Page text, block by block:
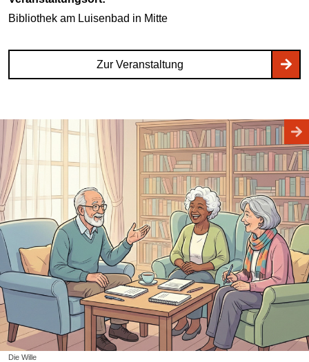
Bibliothek am Luisenbad in Mitte
Zur Veranstaltung
Die Wille